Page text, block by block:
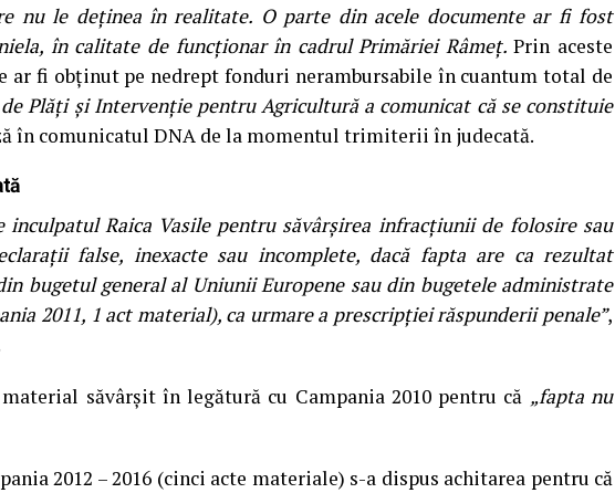
nu le deţinea în realitate. O parte din acele documente ar fi fost
în calitate de funcţionar în cadrul Primăriei Râmeţ.Prin aceste
ar fi obţinut pe nedrept fonduri nerambursabile în cuantum total de
Plăţi şi Intervenţie pentru Agricultură a comunicat că se constituie
în comunicatul DNA de la momentul trimiterii în judecată.
inculpatul Raica Vasile pentru săvârșirea infracțiunii de folosire sau
false, inexacte sau incomplete, dacă fapta are ca rezultat
bugetul general al Uniunii Europene sau din bugetele administrate
2011, 1 act material), ca urmare a prescripției răspunderii penale”,
săvârșit în legătură cu Campania 2010 pentru că „fapta nu
2012 – 2016 (cinci acte materiale) s-a dispus achitarea pentru că